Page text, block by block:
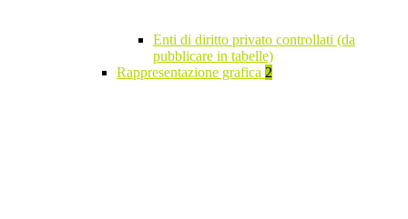
Enti di diritto privato controllati (da
pubblicare in tabelle)
Rappresentazione grafica 2